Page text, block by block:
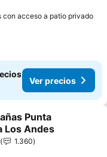
con acceso a patio privado
Ver precios
favoritos
Punta
Los Andes
1.360